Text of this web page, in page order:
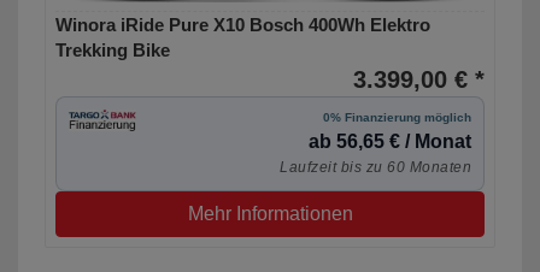
Winora iRide Pure X10 Bosch 400Wh Elektro
Trekking Bike
3.399,00 € *
0% Finanzierung möglich
ab 56,65 € / Monat
Laufzeit bis zu 60 Monaten
Mehr Informationen